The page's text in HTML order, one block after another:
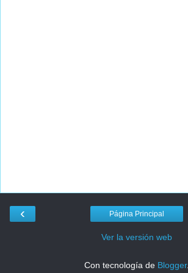
‹ Página Principal
Ver la versión web
Con tecnología de Blogger.